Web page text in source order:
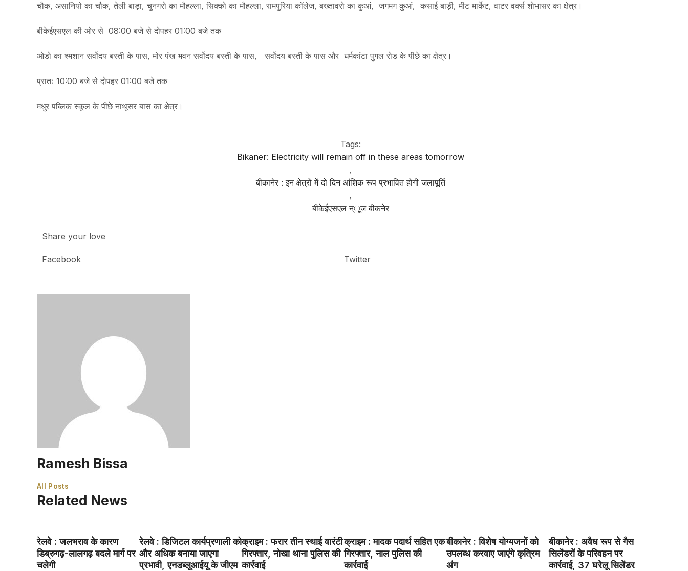
चौक, असानियो का चौक, तेली बाड़ा, चुनगरो का मौहल्ला, सिक्को का मौहल्ला, रामपुरिया कॉलेज, बख्तावरो का कुआं, जगमग कुआं, कसाई बाड़ी, मीट मार्केट, वाटर वर्क्स शोभासर का क्षेत्र।
बीकेईएसएल की ओर से 08:00 बजे से दोपहर 01:00 बजे तक
ओडो का श्मशान सर्वोदय बस्ती के पास, मोर पंख भवन सर्वोदय बस्ती के पास, सर्वोदय बस्ती के पास और धर्मकांटा पुगल रोड के पीछे का क्षेत्र।
प्रातः 10:00 बजे से दोपहर 01:00 बजे तक
मधुर पब्लिक स्कूल के पीछे नाथूसर बास का क्षेत्र।
Tags:
Bikaner: Electricity will remain off in these areas tomorrow
,
बीकानेर : इन क्षेत्रों में दो दिन आंशिक रूप प्रभावित होगी जलापूर्ति
,
बीकेईएसएल न्ूज बीकनेर
Share your love
Facebook Twitter
Ramesh Bissa
All Posts
Related News
रेलवे : जलभराव के कारण
डिब्रुगढ़-लालगढ़ बदले मार्ग पर
चलेगी
रेलवे : डिजिटल कार्यप्रणाली को
और अधिक बनाया जाएगा
प्रभावी, एनडब्लूआईयू के जीएम
क्राइम : फरार तीन स्थाई वारंटी
गिरफ्तार, नोखा थाना पुलिस की
कार्रवाई
क्राइम : मादक पदार्थ सहित एक
गिरफ्तार, नाल पुलिस की
कार्रवाई
बीकानेर : विशेष योग्यजनों को
उपलब्ध करवाए जाएंगे कृत्रिम
अंग
बीकानेर : अवैध रूप से गैस
सिलेंडरों के परिवहन पर
कार्रवाई, 37 घरेलू सिलेंडर